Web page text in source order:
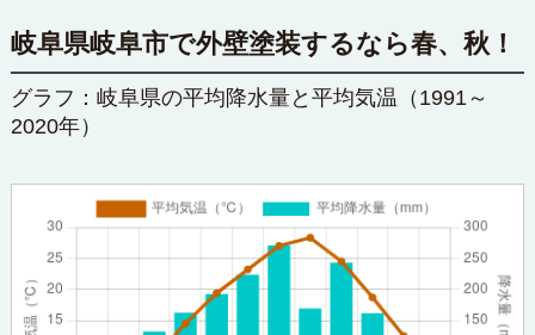
岐阜県岐阜市で外壁塗装するなら春、秋！
グラフ：岐阜県の平均降水量と平均気温（1991～
2020年）